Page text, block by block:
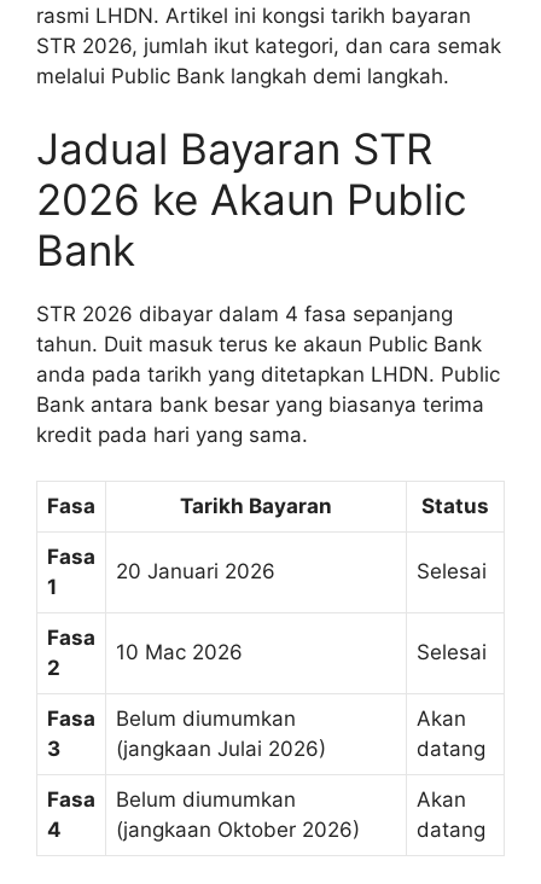
rasmi LHDN. Artikel ini kongsi tarikh bayaran
STR 2026, jumlah ikut kategori, dan cara semak
melalui Public Bank langkah demi langkah.
Jadual Bayaran STR
2026 ke Akaun Public
Bank
STR 2026 dibayar dalam 4 fasa sepanjang
tahun. Duit masuk terus ke akaun Public Bank
anda pada tarikh yang ditetapkan LHDN. Public
Bank antara bank besar yang biasanya terima
kredit pada hari yang sama.
Fasa Tarikh Bayaran Status
Fasa
1
20 Januari 2026 Selesai
Fasa
2
10 Mac 2026 Selesai
Fasa
3
Belum diumumkan
(jangkaan Julai 2026)
Akan
datang
Fasa
4
Belum diumumkan
(jangkaan Oktober 2026)
Akan
datang